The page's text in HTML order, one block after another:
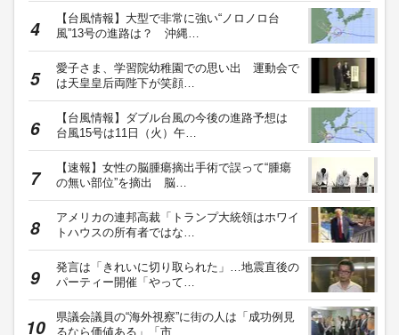
【台風情報】大型で非常に強い“ノロノロ台
風”13号の進路は？ 沖縄…
愛子さま、学習院幼稚園での思い出 運動会で
は天皇皇后両陛下が笑顔…
【台風情報】ダブル台風の今後の進路予想は
台風15号は11日（火）午…
【速報】女性の脳腫瘍摘出手術で誤って“腫瘍
の無い部位”を摘出 脳…
アメリカの連邦高裁「トランプ大統領はホワイ
トハウスの所有者ではな…
発言は「きれいに切り取られた」…地震直後の
パーティー開催「やって…
県議会議員の“海外視察”に街の人は「成功例見
るなら価値ある」「市…